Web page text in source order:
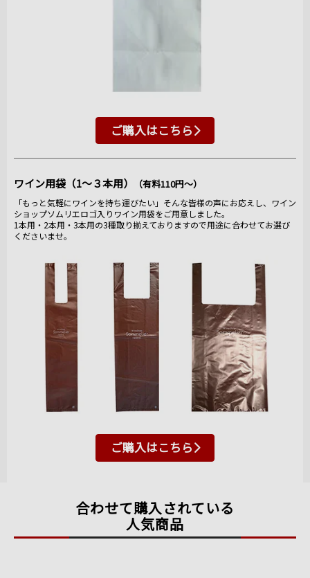
ご購入はこちら
ワイン用袋（1～３本用） （有料110円～）
「もっと気軽にワインを持ち運びたい」そんな皆様の声にお応えし、ワイン
ショップソムリエロゴ入りワイン用袋をご用意しました。
1本用・2本用・3本用の3種取り揃えておりますので用途に合わせてお選び
くださいませ。
ご購入はこちら
合わせて購入されている
人気商品